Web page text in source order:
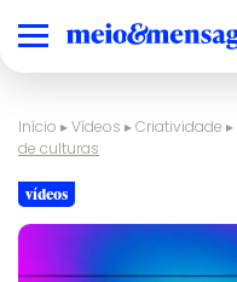
Início ▸Vídeos ▸Criatividade ▸
de culturas
vídeos